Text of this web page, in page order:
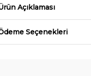
Açıklaması
Seçenekleri